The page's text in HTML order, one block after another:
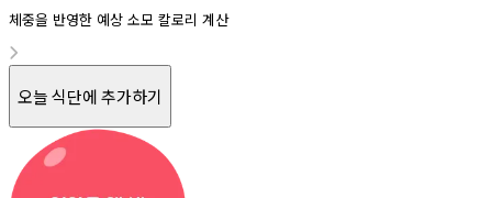
체중을 반영한 예상 소모 칼로리 계산
오늘 식단에 추가하기